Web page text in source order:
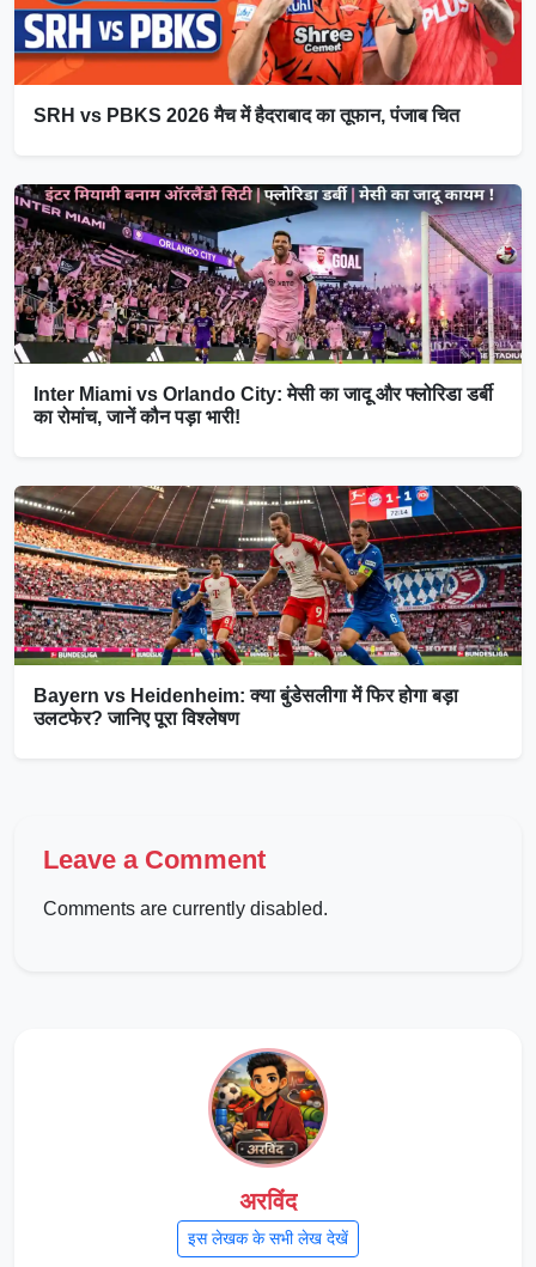
SRH vs PBKS 2026 मैच में हैदराबाद का तूफान, पंजाब चित
Inter Miami vs Orlando City: मेसी का जादू और फ्लोरिडा डर्बी
का रोमांच, जानें कौन पड़ा भारी!
Bayern vs Heidenheim: क्या बुंडेसलीगा में फिर होगा बड़ा
उलटफेर? जानिए पूरा विश्लेषण
Leave a Comment
Comments are currently disabled.
अरविंद
इस लेखक के सभी लेख देखें